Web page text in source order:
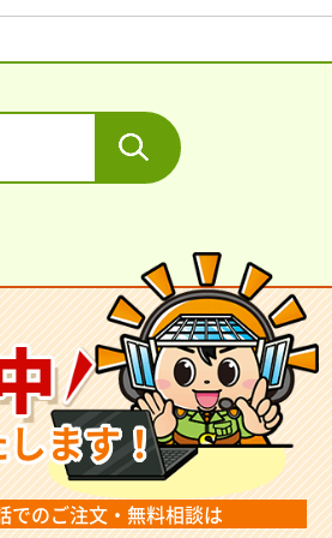
ます！
でのご注文・無料相談は